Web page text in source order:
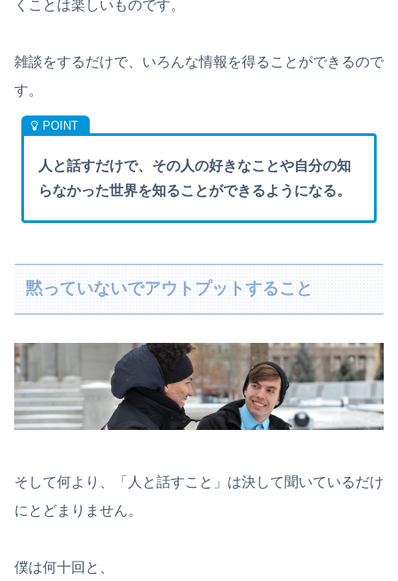
くことは楽しいものです。
雑談をするだけで、いろんな情報を得ることができるので
す。
人と話すだけで、その人の好きなことや自分の知
らなかった世界を知ることができるようになる。
黙っていないでアウトプットすること
そして何より、「人と話すこと」は決して聞いているだけ
にとどまりません。
僕は何十回と、